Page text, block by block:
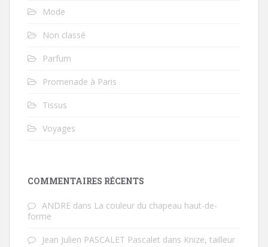
Mode
Non classé
Parfum
Promenade à Paris
Tissus
Voyages
COMMENTAIRES RÉCENTS
ANDRE dans La couleur du chapeau haut-de-
forme
Jean Julien PASCALET Pascalet dans Knize, tailleur